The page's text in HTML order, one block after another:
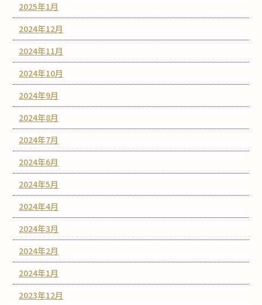
2025年1月
2024年12月
2024年11月
2024年10月
2024年9月
2024年8月
2024年7月
2024年6月
2024年5月
2024年4月
2024年3月
2024年2月
2024年1月
2023年12月